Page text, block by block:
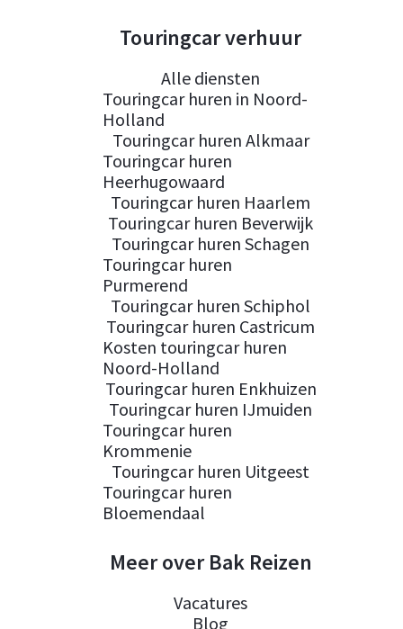
Touringcar verhuur
Alle diensten
Touringcar huren in Noord-
Holland
Touringcar huren Alkmaar
Touringcar huren
Heerhugowaard
Touringcar huren Haarlem
Touringcar huren Beverwijk
Touringcar huren Schagen
Touringcar huren
Purmerend
Touringcar huren Schiphol
Touringcar huren Castricum
Kosten touringcar huren
Noord-Holland
Touringcar huren Enkhuizen
Touringcar huren IJmuiden
Touringcar huren
Krommenie
Touringcar huren Uitgeest
Touringcar huren
Bloemendaal
Meer over Bak Reizen
Vacatures
Blog